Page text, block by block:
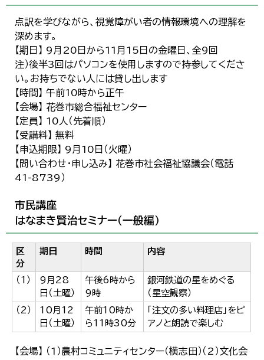
点訳を学びながら、視覚障がい者の情報環境への理解を
深めます。
【期日】 9月20日から11月15日の金曜日、全9回
注）後半3回はパソコンを使用しますので持参してくださ
い。お持ちでない人には貸し出します
【時間】 午前10時から正午
【会場】 花巻市総合福祉センター
【定員】 10人（先着順）
【受講料】 無料
【申込期限】 9月10日（火曜）
【問い合わせ・申し込み】 花巻市社会福祉協議会（電話
41-8739）
市民講座
はなまき賢治セミナー（一般編）
区
分
期日 時間 内容
（1）
9月28
日（土曜）
午後6時から
9時
銀河鉄道の星をめぐる
（星空観察）
（2）
10月12
日（土曜）
午前10時か
ら11時30分
「注文の多い料理店」をピ
アノと朗読で楽しむ
【会場】 （1）農村コミュニティセンター（横志田）（2）文化会